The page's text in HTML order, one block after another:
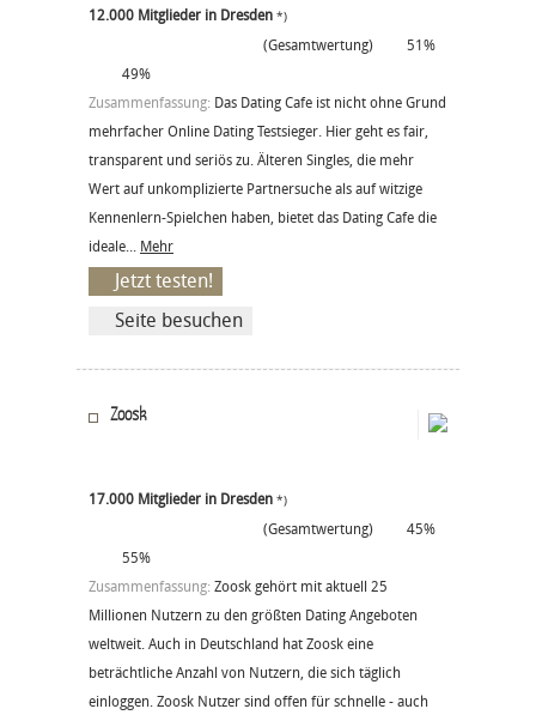
12.000 Mitglieder in Dresden *)
(Gesamtwertung)
51%
49%
Zusammenfassung: Das Dating Cafe ist nicht ohne Grund
mehrfacher Online Dating Testsieger. Hier geht es fair,
transparent und seriös zu. Älteren Singles, die mehr
Wert auf unkomplizierte Partnersuche als auf witzige
Kennenlern-Spielchen haben, bietet das Dating Cafe die
ideale... Mehr
Jetzt testen!
Seite besuchen
Zoosk
17.000 Mitglieder in Dresden *)
(Gesamtwertung)
45%
55%
Zusammenfassung: Zoosk gehört mit aktuell 25
Millionen Nutzern zu den größten Dating Angeboten
weltweit. Auch in Deutschland hat Zoosk eine
beträchtliche Anzahl von Nutzern, die sich täglich
einloggen. Zoosk Nutzer sind offen für schnelle - auch